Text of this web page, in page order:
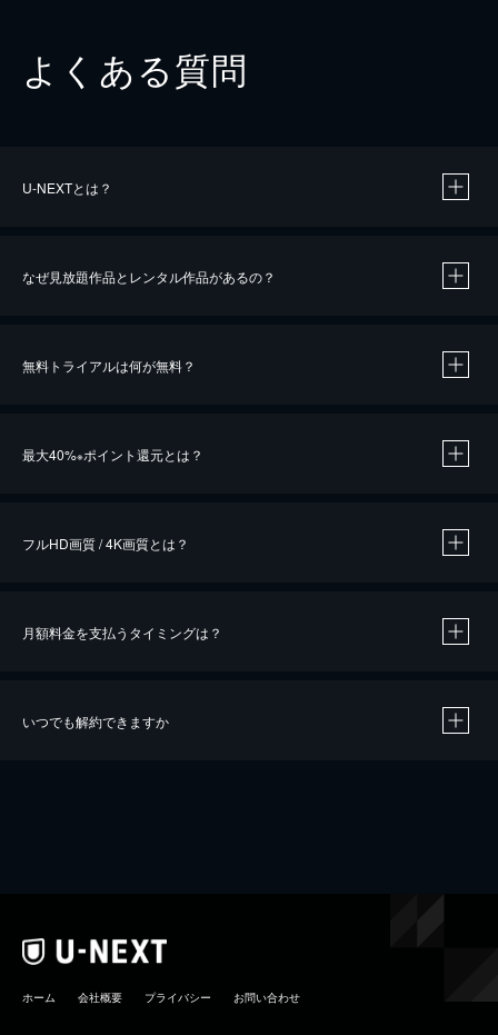
よくある質問
U-NEXTとは？
なぜ見放題作品とレンタル作品があるの？
無料トライアルは何が無料？
最大40%※ポイント還元とは？
※40％ポイント還元の対象は、クレジットカード決済による作品の購入 / レンタルです。
フルHD画質 / 4K画質とは？
月額料金を支払うタイミングは？
いつでも解約できますか
ホーム 会社概要 プライバシー お問い合わせ